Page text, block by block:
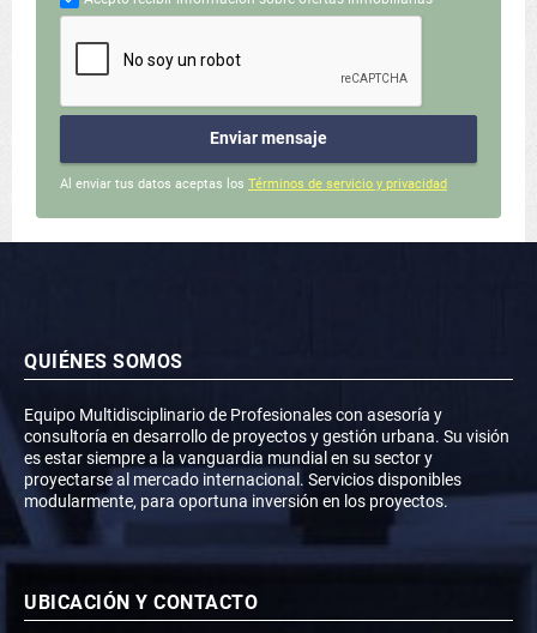
Enviar mensaje
Al enviar tus datos aceptas los Términos de servicio y privacidad
QUIÉNES SOMOS
Equipo Multidisciplinario de Profesionales con asesoría y
consultoría en desarrollo de proyectos y gestión urbana. Su visión
es estar siempre a la vanguardia mundial en su sector y
proyectarse al mercado internacional. Servicios disponibles
modularmente, para oportuna inversión en los proyectos.
UBICACIÓN Y CONTACTO